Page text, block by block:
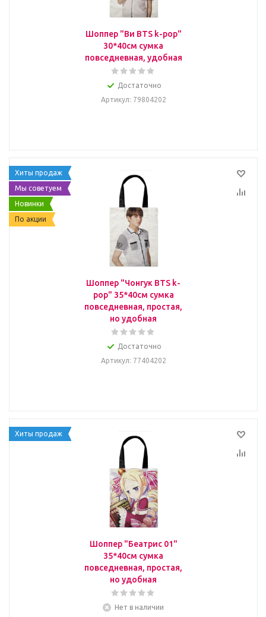
Шоппер "Ви BTS k-pop"
30*40см сумка
повседневная, удобная
Достаточно
Артикул: 79804202
Хиты продаж
Мы советуем
Новинки
По акции
Шоппер "Чонгук BTS k-
pop" 35*40см сумка
повседневная, простая,
но удобная
Достаточно
Артикул: 77404202
Хиты продаж
Шоппер "Беатрис 01"
35*40см сумка
повседневная, простая,
но удобная
Нет в наличии